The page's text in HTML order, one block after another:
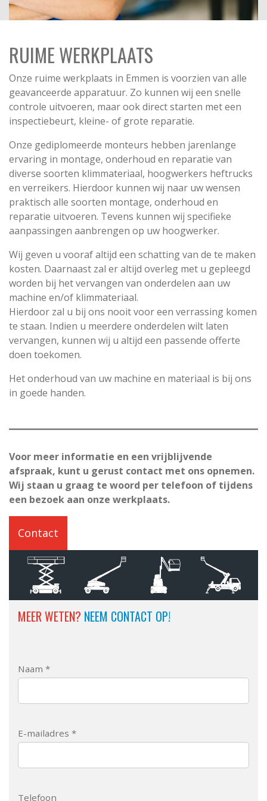
RUIME WERKPLAATS
Onze ruime werkplaats in Emmen is voorzien van alle
geavanceerde apparatuur. Zo kunnen wij een snelle
controle uitvoeren, maar ook direct starten met een
inspectiebeurt, kleine- of grote reparatie.
Onze gediplomeerde monteurs hebben jarenlange
ervaring in montage, onderhoud en reparatie van
diverse soorten klimmateriaal, hoogwerkers heftrucks
en verreikers. Hierdoor kunnen wij naar uw wensen
praktisch alle soorten montage, onderhoud en
reparatie uitvoeren. Tevens kunnen wij specifieke
aanpassingen aanbrengen op uw hoogwerker.
Wij geven u vooraf altijd een schatting van de te maken
kosten. Daarnaast zal er altijd overleg met u gepleegd
worden bij het vervangen van onderdelen aan uw
machine en/of klimmateriaal.
Hierdoor zal u bij ons nooit voor een verrassing komen
te staan. Indien u meerdere onderdelen wilt laten
vervangen, kunnen wij u altijd een passende offerte
doen toekomen.
Het onderhoud van uw machine en materiaal is bij ons
in goede handen.
Voor meer informatie en een vrijblijvende
afspraak, kunt u gerust contact met ons opnemen.
Wij staan u graag te woord per telefoon of tijdens
een bezoek aan onze werkplaats.
Contact
MEER WETEN? NEEM CONTACT OP!
Naam *
E-mailadres *
Telefoon